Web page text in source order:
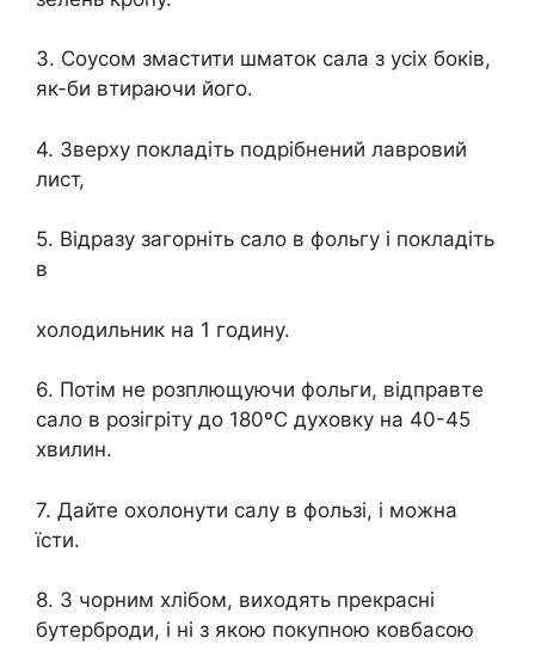
3. Соусом змастити шматок сала з усіх боків,
як-би втираючи його.
4. Зверху покладіть подрібнений лавровий
лист,
5. Відразу загорніть сало в фольгу і покладіть
в
холодильник на 1 годину.
6. Потім не розплющуючи фольги, відправте
сало в розігріту до 180ºС духовку на 40-45
хвилин.
7. Дайте охолонути салу в фользі, і можна
їсти.
8. З чорним хлібом, виходять прекрасні
бутерброди, і ні з якою покупною ковбасою